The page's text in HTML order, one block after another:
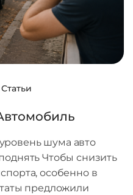
Статьи
шума авто
Чтобы снизить
особенно в
предложили